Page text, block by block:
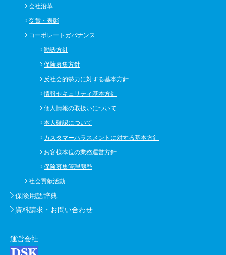
会社沿革
受賞・表彰
コーポレートガバナンス
勧誘方針
保険募集方針
反社会的勢力に対する基本方針
情報セキュリティ基本方針
個人情報の取扱いについて
本人確認について
カスタマーハラスメントに対する基本方針
お客様本位の業務運営方針
保険募集管理態勢
社会貢献活動
保険用語辞典
資料請求・お問い合わせ
運営会社